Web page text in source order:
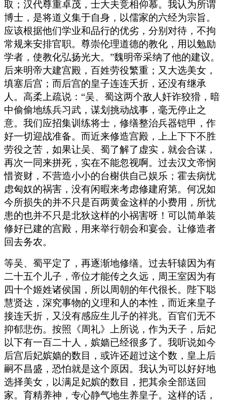
取；汉代尊重卓茂，士大夫竞相仰慕。我认为所谓
博士，是将道义集于自身，以儒家的六经为宗旨。
应该根据他们学业和品行的优劣，分别对待，不拘
常规来安排官职。尊崇伦理道德的教化，用以勉励
学者，使教化弘扬光大。”魏明帝采纳了他的建议。
后来明帝大建宫殿，百姓劳役繁重；又大选美女，
填塞后宫；而后宫的皇子连连夭折，还没有继承
人。高柔上疏说：“吴、蜀这两个敌人奸诈狡猾，暗
中偷偷地练兵习武，谋划挑动战事，毫无停止之
意。我们应招集训练将士，修缮整治兵器铠甲，作
好一切迎战准备。而近来修造宫殿，上上下下不胜
劳役之苦，如果让吴、蜀了解了虚实，就会合谋，
再次一同来拼死，实在不能忽视啊。过去汉文帝悯
惜资财，不营造小小的台榭供自己娱乐；霍去病忧
虑匈奴的祸害，没有闲暇来考虑修建府第。何况如
今所损失的并不只是百两黄金这样的小费用，所忧
患的也并不只是北狄这样的小祸害呀！可以简单装
修好已建的宫殿，用来举行朝会和宴会。让修造者
回去务农。
等吴、蜀平定了，再逐渐地修缮。过去轩辕因为有
二十五个儿子，帝位才能传之久远，周王室因为有
四十个姬姓诸侯国，所以周朝的年代很长。陛下聪
慧贤达，深究事物的义理和人的本性，而近来皇子
接连夭折，又没有感应生儿子的祥兆。百官们无不
抑郁悲伤。按照《周礼》上所说，作为天子，后妃
以下有一百二十人，嫔嫱已经很多了。我听说如今
后宫后妃嫔嫱的数目，或许还超过这个数，皇上后
嗣不昌盛，恐怕就是这个原因。我认为可以好好地
选择美女，以满足妃嫔的数目，把其余全部送回
家。育精养神，专心静气地生养皇子。这样的话，